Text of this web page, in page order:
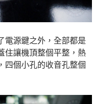
電源鍵之外，全部都是
住讓機頂整個平整，熱
四個小孔的收音孔整個